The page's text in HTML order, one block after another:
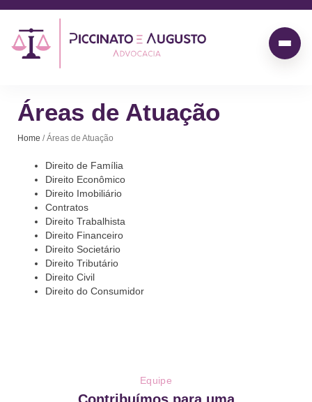
Áreas de Atuação
Home / Áreas de Atuação
Direito de Família
Direito Econômico
Direito Imobiliário
Contratos
Direito Trabalhista
Direito Financeiro
Direito Societário
Direito Tributário
Direito Civil
Direito do Consumidor
Equipe